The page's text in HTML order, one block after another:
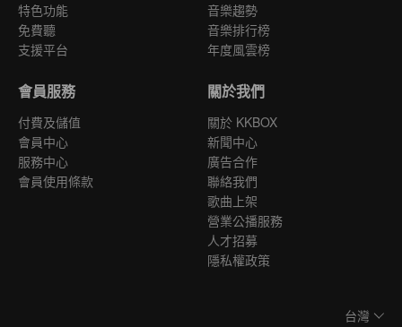
特色功能
免費聽
支援平台
音樂趨勢
音樂排行榜
年度風雲榜
會員服務
付費及儲值
會員中心
服務中心
會員使用條款
關於我們
關於 KKBOX
新聞中心
廣告合作
聯絡我們
歌曲上架
營業公播服務
人才招募
隱私權政策
台灣